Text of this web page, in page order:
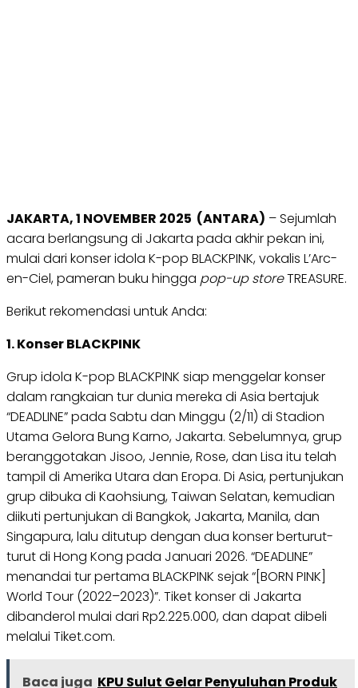
JAKARTA, 1 NOVEMBER 2025 (ANTARA) – Sejumlah
acara berlangsung di Jakarta pada akhir pekan ini,
mulai dari konser idola K-pop BLACKPINK, vokalis L’Arc-
en-Ciel, pameran buku hingga pop-up storeTREASURE.
Berikut rekomendasi untuk Anda:
1. Konser BLACKPINK
Grup idola K-pop BLACKPINK siap menggelar konser
dalam rangkaian tur dunia mereka di Asia bertajuk
“DEADLINE” pada Sabtu dan Minggu (2/11) di Stadion
Utama Gelora Bung Karno, Jakarta. Sebelumnya, grup
beranggotakan Jisoo, Jennie, Rose, dan Lisa itu telah
tampil di Amerika Utara dan Eropa. Di Asia, pertunjukan
grup dibuka di Kaohsiung, Taiwan Selatan, kemudian
diikuti pertunjukan di Bangkok, Jakarta, Manila, dan
Singapura, lalu ditutup dengan dua konser berturut-
turut di Hong Kong pada Januari 2026. “DEADLINE”
menandai tur pertama BLACKPINK sejak “[BORN PINK]
World Tour (2022–2023)”. Tiket konser di Jakarta
dibanderol mulai dari Rp2.225.000, dan dapat dibeli
melalui Tiket.com.
Baca juga KPU Sulut Gelar Penyuluhan Produk